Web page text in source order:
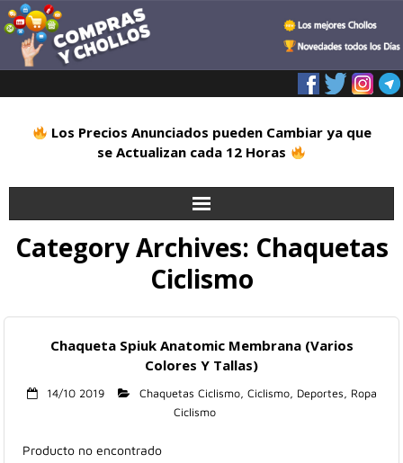
Los Precios Anunciados pueden Cambiar ya que
se Actualizan cada 12 Horas
Inicio
Category Archives: Chaquetas
Ciclismo
Chaqueta Spiuk Anatomic Membrana (Varios
Colores Y Tallas)
14/10 2019 Chaquetas Ciclismo, Ciclismo, Deportes, Ropa
Ciclismo
Producto no encontrado